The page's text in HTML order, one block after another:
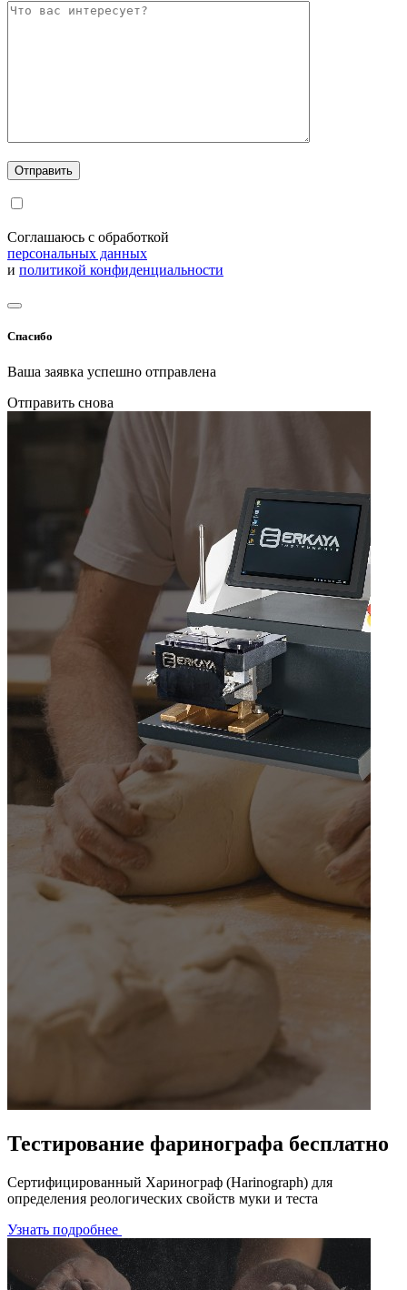
Соглашаюсь с обработкой
персональных данных
и политикой конфиденциальности
Спасибо
Ваша заявка успешно отправлена
Отправить снова
Тестирование фаринографа бесплатно
Сертифицированный Харинограф (Harinograph) для
определения реологических свойств муки и теста
Узнать подробнее